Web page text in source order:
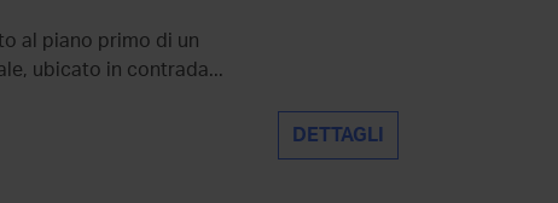
al piano primo di un
ubicato in contrada...
DETTAGLI